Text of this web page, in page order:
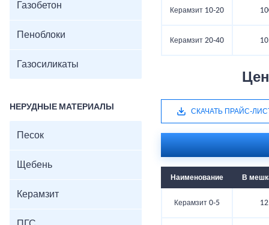
Газобетон
Пеноблоки
Газосиликаты
НЕРУДНЫЕ МАТЕРИАЛЫ
Песок
Щебень
Керамзит
Керамзит 10-20
Керамзит 20-40
СКАЧАТЬ ПРАЙС-
Наименование В
Керамзит 0-5